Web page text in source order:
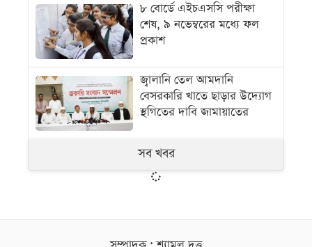
৮ বোর্ডে এইচএসসি পরীক্ষা
শেষ, ৯ নভেম্বরের মধ্যে ফল
প্রকাশ
জ্বালানি তেল আমদানি
বেসরকারি খাতে ছাড়ার উদ্যোগ
স্থগিতের দাবি জামায়াতের
সব খবর